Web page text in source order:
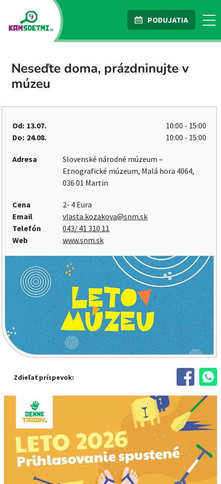
PODUJATIA
Neseďte doma, prázdninujte v
múzeu
Od: 13.07.
10:00 - 15:00
Do: 24.08. 10:00 - 15:00
Adresa
Slovenské národné múzeum –
Etnografické múzeum, Malá hora 4064,
036 01 Martin
Cena
2- 4 Eura
Email
vlasta.kozakova@snm.sk
Telefón
043/ 41 310 11
Web
www.snm.sk
Zdieľať príspevok: